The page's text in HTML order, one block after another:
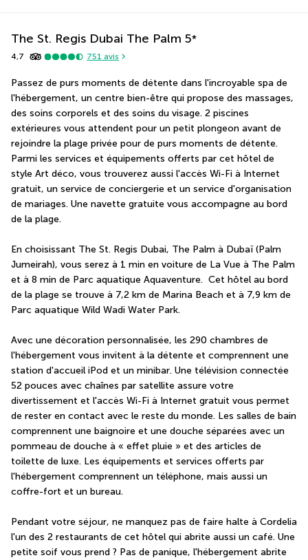
The St. Regis Dubai The Palm 5*
4,7 751 avis
Passez de purs moments de détente dans l'incroyable spa de
l'hébergement, un centre bien-être qui propose des massages,
des soins corporels et des soins du visage. 2 piscines
extérieures vous attendent pour un petit plongeon avant de
rejoindre la plage privée pour de purs moments de détente.
Parmi les services et équipements offerts par cet hôtel de
style Art déco, vous trouverez aussi l'accès Wi-Fi à Internet
gratuit, un service de conciergerie et un service d'organisation
de mariages. Une navette gratuite vous accompagne au bord
de la plage.
En choisissant The St. Regis Dubai, The Palm à Dubaï (Palm
Jumeirah), vous serez à 1 min en voiture de La Vue à The Palm
et à 8 min de Parc aquatique Aquaventure.  Cet hôtel au bord
de la plage se trouve à 7,2 km de Marina Beach et à 7,9 km de
Parc aquatique Wild Wadi Water Park.
Avec une décoration personnalisée, les 290 chambres de
l'hébergement vous invitent à la détente et comprennent une
station d'accueil iPod et un minibar. Une télévision connectée
52 pouces avec chaînes par satellite assure votre
divertissement et l'accès Wi-Fi à Internet gratuit vous permet
de rester en contact avec le reste du monde. Les salles de bain
comprennent une baignoire et une douche séparées avec un
pommeau de douche à « effet pluie » et des articles de
toilette de luxe. Les équipements et services offerts par
l'hébergement comprennent un téléphone, mais aussi un
coffre-fort et un bureau.
Pendant votre séjour, ne manquez pas de faire halte à Cordelia
l'un des 2 restaurants de cet hôtel qui abrite aussi un café. Une
petite soif vous prend ? Pas de panique, l'hébergement abrite